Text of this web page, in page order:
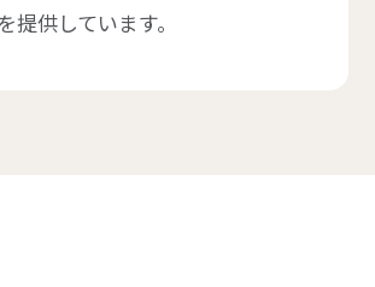
提供しています。